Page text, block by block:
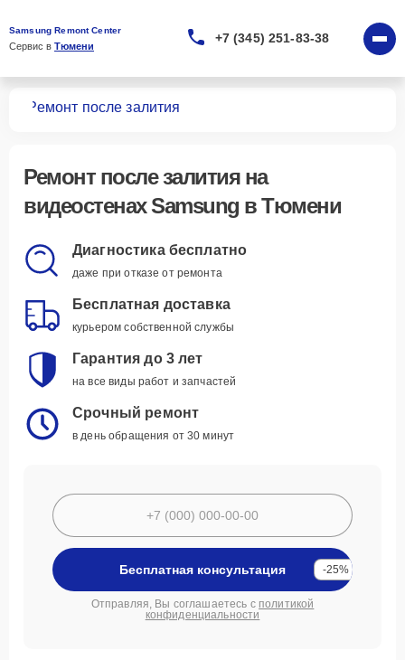
Samsung Remont Center
Сервис в Тюмени
+7 (345) 251-83-38
Ремонт после залития
Ремонт после залитияна
видеостенах Samsung в Тюмени
Диагностика бесплатно
даже при отказе от ремонта
Бесплатная доставка
курьером собственной службы
Гарантия до 3 лет
на все виды работ и запчастей
Срочный ремонт
в день обращения от 30 минут
Бесплатная консультация -25%
Отправляя, Вы соглашаетесь с политикой
конфиденциальности